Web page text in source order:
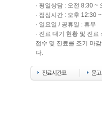
· 평일상담 : 오전 8:30 ~
· 점심시간 : 오후 12:30
· 일요일 / 공휴일 : 휴무
· 진료 대기 현황 및 진료
접수 및 진료를 조기 마
다.